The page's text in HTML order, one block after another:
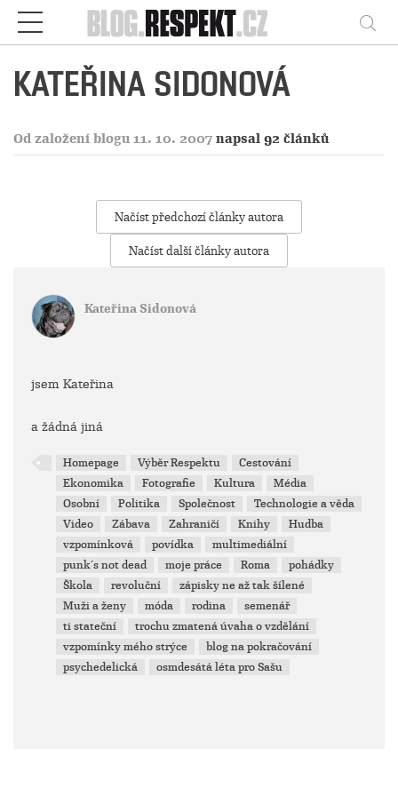
Respekt
KATEŘINA SIDONOVÁ
Od založení blogu 11. 10. 2007 napsal 92 článků
Načíst předchozí články autora
Načíst další články autora
Kateřina Sidonová
jsem Kateřina
a žádná jiná
Homepage Výběr Respektu
Cestování
Ekonomika
Fotografie Kultura
Média
Osobní
Politika Společnost
Technologie a věda
Video
Zábava Zahraničí Knihy
Hudba
vzpomínková
povídka
multimediální
punk´s not dead
moje práce Roma
pohádky
Škola
revoluční
zápisky ne až tak šílené
Muži a ženy
móda rodina
semenář
ti stateční
trochu zmatená úvaha o vzdělání
vzpomínky mého strýce
blog na pokračování
psychedelická
osmdesátá léta pro Sašu